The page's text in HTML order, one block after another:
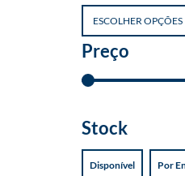
ESCOLHER OPÇÕES
Preço
Stock
Disponível Por